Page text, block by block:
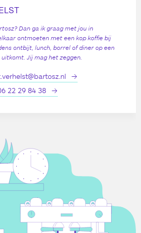
Dan ga ik graag met jou in
ontmoeten met een kop koffie bij
ontbijt, lunch, borrel of diner op een
Jij mag het zeggen.
22 29 84 38